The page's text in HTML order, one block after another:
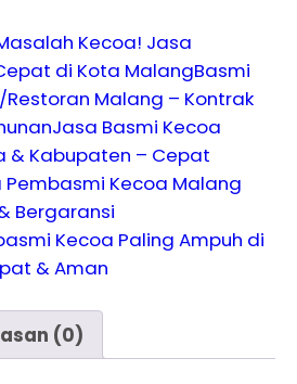
Kecoa! Jasa
di Kota MalangBasmi
Malang – Kontrak
Jasa Basmi Kecoa
& Kabupaten – Cepat
Pembasmi Kecoa Malang
Bergaransi
Kecoa Paling Ampuh di
& Aman
(0)